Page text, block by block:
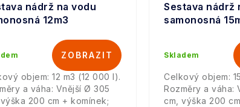
nádrž na vodu
12m3
objem: 12 m3 (12 000 l).
a váha: Vnější Ø 305
200 cm + komínek;
Sestava nádrž
samonosná
Skladem
Celkový objem:
Rozměry a váha:
cm, výška 200